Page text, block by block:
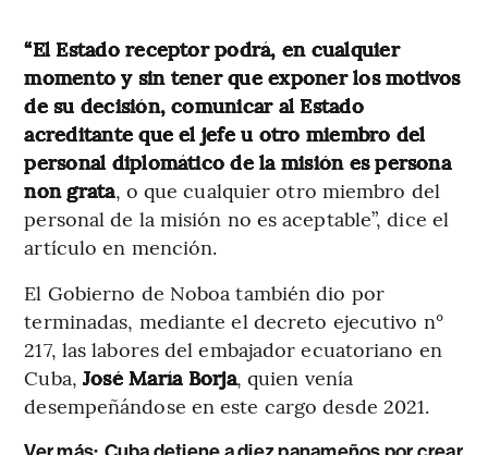
“El Estado receptor podrá, en cualquier
momento y sin tener que exponer los motivos
de su decisión, comunicar al Estado
acreditante que el jefe u otro miembro del
personal diplomático de la misión es persona
non grata, o que cualquier otro miembro del
personal de la misión no es aceptable”, dice el
artículo en mención.
El Gobierno de Noboa también dio por
terminadas, mediante el decreto ejecutivo n°
217, las labores del embajador ecuatoriano en
Cuba, José María Borja, quien venía
desempeñándose en este cargo desde 2021.